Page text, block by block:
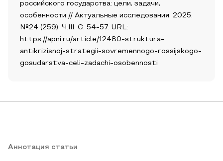
российского государства: цели, задачи,
особенности // Актуальные исследования. 2025.
№24 (259). Ч.III. С. 54-57. URL:
https://apni.ru/article/12480-struktura-
antikrizisnoj-strategii-sovremennogo-rossijskogo-
gosudarstva-celi-zadachi-osobennosti
Аннотация статьи